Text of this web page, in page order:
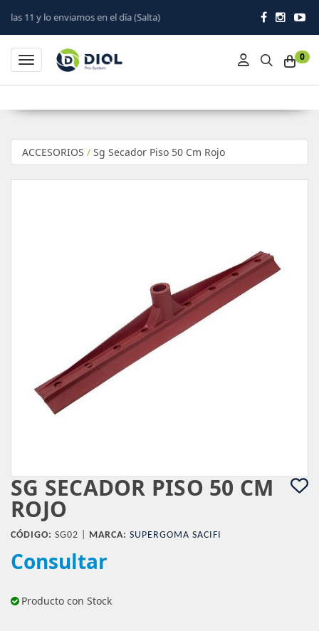
en el día (Salta)
0
Toggle navigation
ACCESORIOS / Sg Secador Piso 50 Cm Rojo
SG SECADOR PISO 50 CM
ROJO
CÓDIGO: SG02 | MARCA: SUPERGOMA SACIFI
Consultar
Producto con Stock